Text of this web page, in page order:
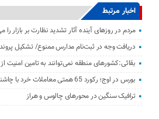
اخبار مرتبط
مردم در روزهای آینده آثار تشدید نظارت بر بازار را
دریافت وجه در ثبت‌نام مدارس ممنوع/ تشکیل پرونده برای 101
بقائی:کشورهای منطقه نمی‌توانند به تامین امنیت
بورس در اوج؛ رکورد 65 همتی معاملات خرد با چاشنی احتیاط
ترافیک سنگین در محورهای چالوس و هراز